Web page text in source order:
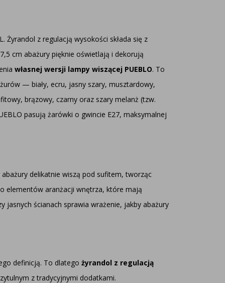
Żyrandol z regulacją wysokości składa się z
cm abażury pięknie oświetlają i dekorują
własnej wersji lampy wiszącej PUEBLO. To
— biały, ecru, jasny szary, musztardowy,
brązowy, czarny oraz szary melanż (tzw.
pasują żarówki o gwincie E27, maksymalnej
delikatnie wiszą pod sufitem, tworząc
elementów aranżacji wnętrza, które mają
jasnych ścianach sprawia wrażenie, jakby abażury
definicją. To dlatego żyrandol z regulacją
z tradycyjnymi dodatkami.